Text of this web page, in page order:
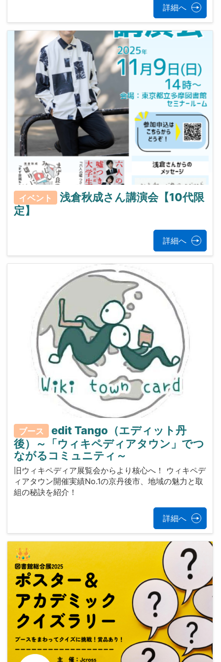
詳細へ
イベント
浅倉秋成さん講演会【10代限
定】
詳細へ
ブース
edit Tango（エディット丹
後）～「ウィキペディアタウン」でつ
ながるコミュニティ～
旧ウィキペディア展覧会からより核心へ！ ウィキペデ
ィアタウン開催実績No.1の京丹後市、地域の魅力と取
組の秘訣を紹介！
詳細へ